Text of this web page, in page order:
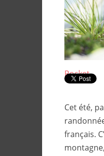
Pocket
Cet été,
français.